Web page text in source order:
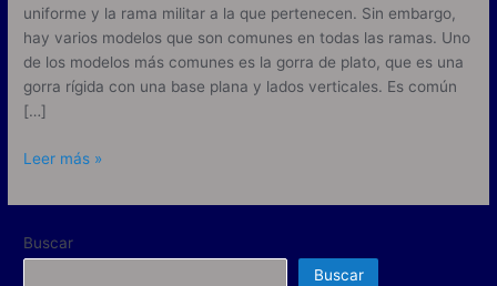
uniforme y la rama militar a la que pertenecen. Sin embargo,
hay varios modelos que son comunes en todas las ramas. Uno
de los modelos más comunes es la gorra de plato, que es una
gorra rígida con una base plana y lados verticales. Es común
[…]
Leer más »
Buscar
Buscar